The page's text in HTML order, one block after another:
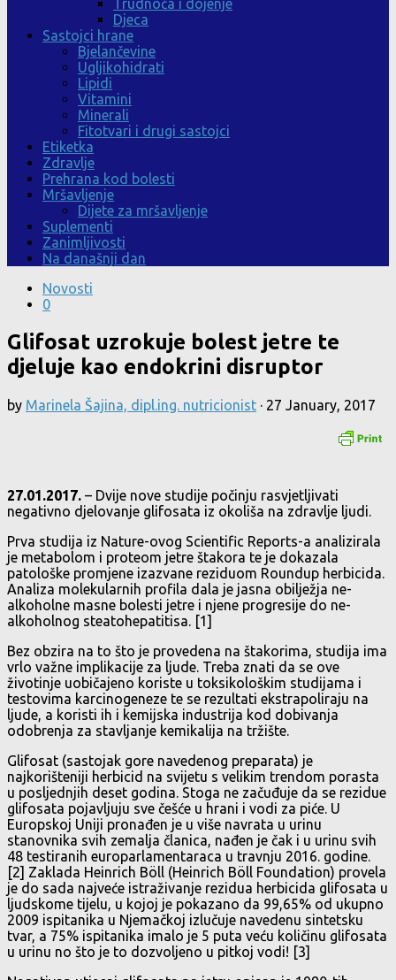
Trudnoća i dojenje
Djeca
Sastojci hrane
Bjelančevine
Ugljikohidrati
Lipidi
Vitamini
Minerali
Fitotvari i drugi sastojci
Etiketka
Zdravlje
Prehrana kod bolesti
Mršavljenje
Dijete za mršavljenje
Suplementi
Zanimljivosti
Na današnji dan
Novosti
0
Glifosat uzrokuje bolest jetre te
djeluje kao endokrini disruptor
by Marinela Šajina, dipl.ing. nutricionist · 27 January, 2017
27.01.2017. – Dvije nove studije počinju rasvjetljivati
negativno djelovanje glifosata iz okoliša na zdravlje ljudi.
Prva studija iz Nature-ovog Scientific Reports-a analizirala
je metabolom i proteom jetre štakora te je dokazala
patološke promjene izazvane reziduom Roundup herbicida.
Analiza molekularnih profila dala je jasna obilježja ne-
alkoholne masne bolesti jetre i njene progresije do ne-
alkoholnog steatohepatitisa. [1]
Bez obzira na to što je provedena na štakorima, studija ima
vrlo važne implikacije za ljude. Treba znati da se ove
životinje uobičajeno koriste u toksikološkim studijama i
testovima karcinogeneze te se rezultati ekstrapoliraju na
ljude, a koristi ih i kemijska industrija kod dobivanja
odobrenja za stavljanje kemikalija na tržište.
Glifosat (sastojak gore navedenog preparata) je
najkorišteniji herbicid na svijetu s velikim trendom porasta
u posljednjih deset godina. Stoga ne začuđuje da se rezidue
glifosata pojavljuju sve češće u hrani i vodi za piće. U
Europskoj Uniji pronađen je u više navrata u urinu
stanovnika svih zemalja članica, nađen je čak i u urinu svih
48 testiranih europarlamentaraca u travnju 2016. godine.
[2] Zaklada Heinrich Böll (Heinrich Böll Foundation) provela
je do sada najveće istraživanje rezidua herbicida glifosata u
ljudskome tijelu, u kojoj je pokazano da 99,65% od ukupno
2009 ispitanika u Njemačkoj izlučuje navedenu sintetsku
tvar, a 75% ispitanika imalo je 5 puta veću količinu glifosata
u urinu no što je to dozvoljeno u pitkoj vodi! [3]